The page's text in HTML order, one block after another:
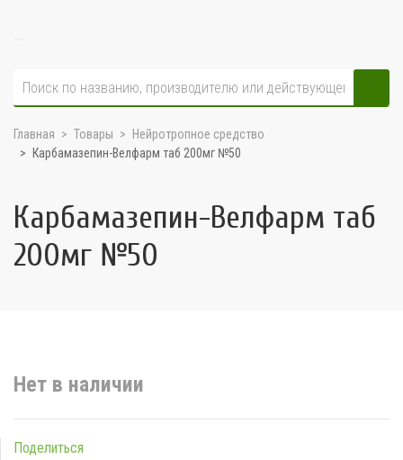
Главная Товары
Нейротропное средство
Карбамазепин-Велфарм таб 200мг №50
Карбамазепин-Велфарм таб
200мг №50
Нет в наличии
Поделиться